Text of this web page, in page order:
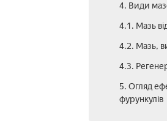
4. Види
4.1. Мазь
4.2. Мазь,
4.3.
5. Огляд
фурункулів